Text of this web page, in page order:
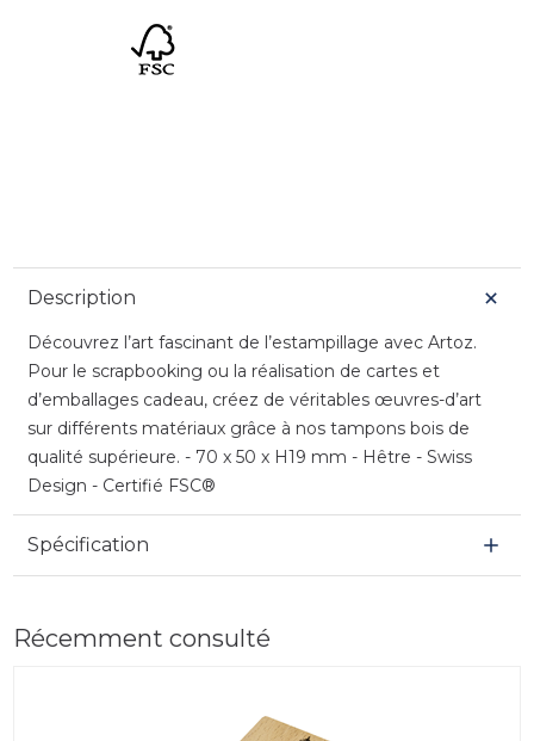
Description
Découvrez l’art fascinant de l’estampillage avec Artoz.
Pour le scrapbooking ou la réalisation de cartes et
d’emballages cadeau, créez de véritables œuvres-d’art
sur différents matériaux grâce à nos tampons bois de
qualité supérieure. - 70 x 50 x H19 mm - Hêtre - Swiss
Design - Certifié FSC®
Spécification
Récemment consulté